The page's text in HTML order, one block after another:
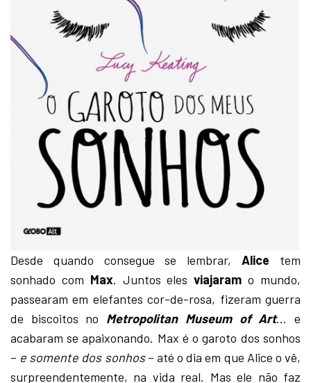
Desde quando consegue se lembrar,Alice tem
sonhado com Max. Juntos elesviajaram o mundo,
passearam em elefantes cor-de-rosa, fizeram guerra
de biscoitos no Metropolitan Museum of Art… e
acabaram se apaixonando. Max é o garoto dos sonhos
– e somente dos sonhos– até o dia em que Alice o vê,
surpreendentemente, na vida real. Mas ele não faz